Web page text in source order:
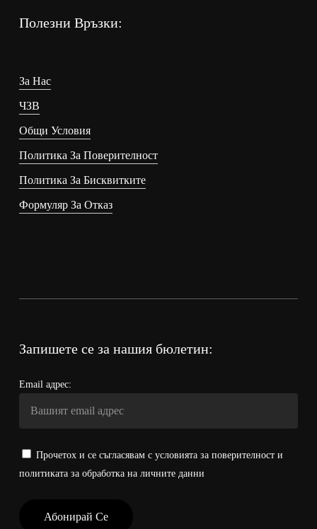
Полезни Връзки:
За Нас
ЧЗВ
Общи Условия
Политика За Поверителност
Политика За Бисквитките
Формуляр За Отказ
Запишете се за нашия бюлетин:
Email адрес:
Прочетох и се съгласявам с условията за поверителност и
политиката за обработка на личните данни